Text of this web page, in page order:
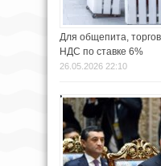
Для общепита,
НДС по ставке 6%
26.05.2026 22:10